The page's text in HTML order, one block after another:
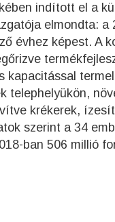
indított el a
elmondta:
évhez képest. A
kapacitással
telephelyükön,
krékerek,
szerint a 34
ban 506 millió